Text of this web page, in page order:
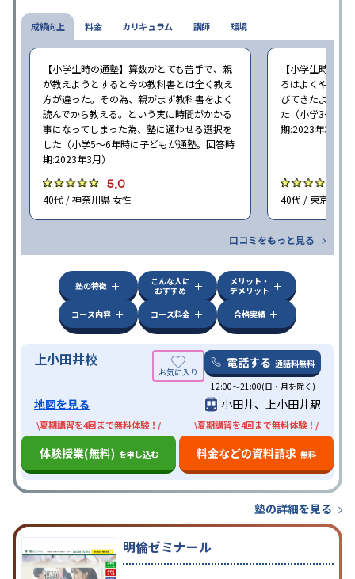
成績向上
【小学生時の通塾】算数がとても苦手で、親
が教えようとすると今の教科書とは全く教え
方が違った。その為、親がまず教科書をよく
読んでから教える。という実に時間がかかる
事になってしまった為、塾に通わせる選択を
した（小学5〜6年時に子どもが通塾。回答時
期:2023年3月）
5.0
40代 / 神奈川県 女性
【小学生時の通
ろはよくやり方
びてきたようで
た（小学3〜6年
期:2023年3月）
40代 / 東京都 女
口コミをもっと見る
料金 カリキュラム 講師 環境
塾の特徴
こんな人に
おすすめ
メリット・
デメリット
コース内容
コース料金 合格実績
上小田井校 電話する 通話料無料
12:00～21:00(日・月を除く)
地図を見る 小田井、上小田井駅
\夏期講習を4回まで無料体験！/
体験授業(無料) を申し込む
\夏期講習を4回まで無料体験！/
料金などの資料請求 無料
塾の詳細を見る
明倫ゼミナール